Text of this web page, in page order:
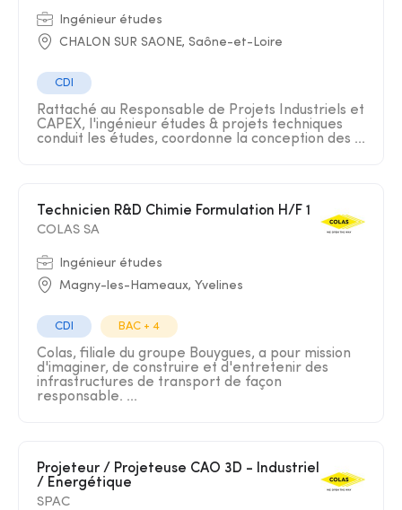
Ingénieur études
CHALON SUR SAONE, Saône-et-Loire
CDI
Rattaché au Responsable de Projets Industriels et
CAPEX, l'ingénieur études & projets techniques
conduit les études, coordonne la conception des ...
Technicien R&D Chimie Formulation H/F 1
COLAS SA
Ingénieur études
Magny-les-Hameaux, Yvelines
CDI BAC + 4
Colas, filiale du groupe Bouygues, a pour mission
d'imaginer, de construire et d'entretenir des
infrastructures de transport de façon
responsable. ...
Projeteur / Projeteuse CAO 3D - Industriel
/ Energétique
SPAC